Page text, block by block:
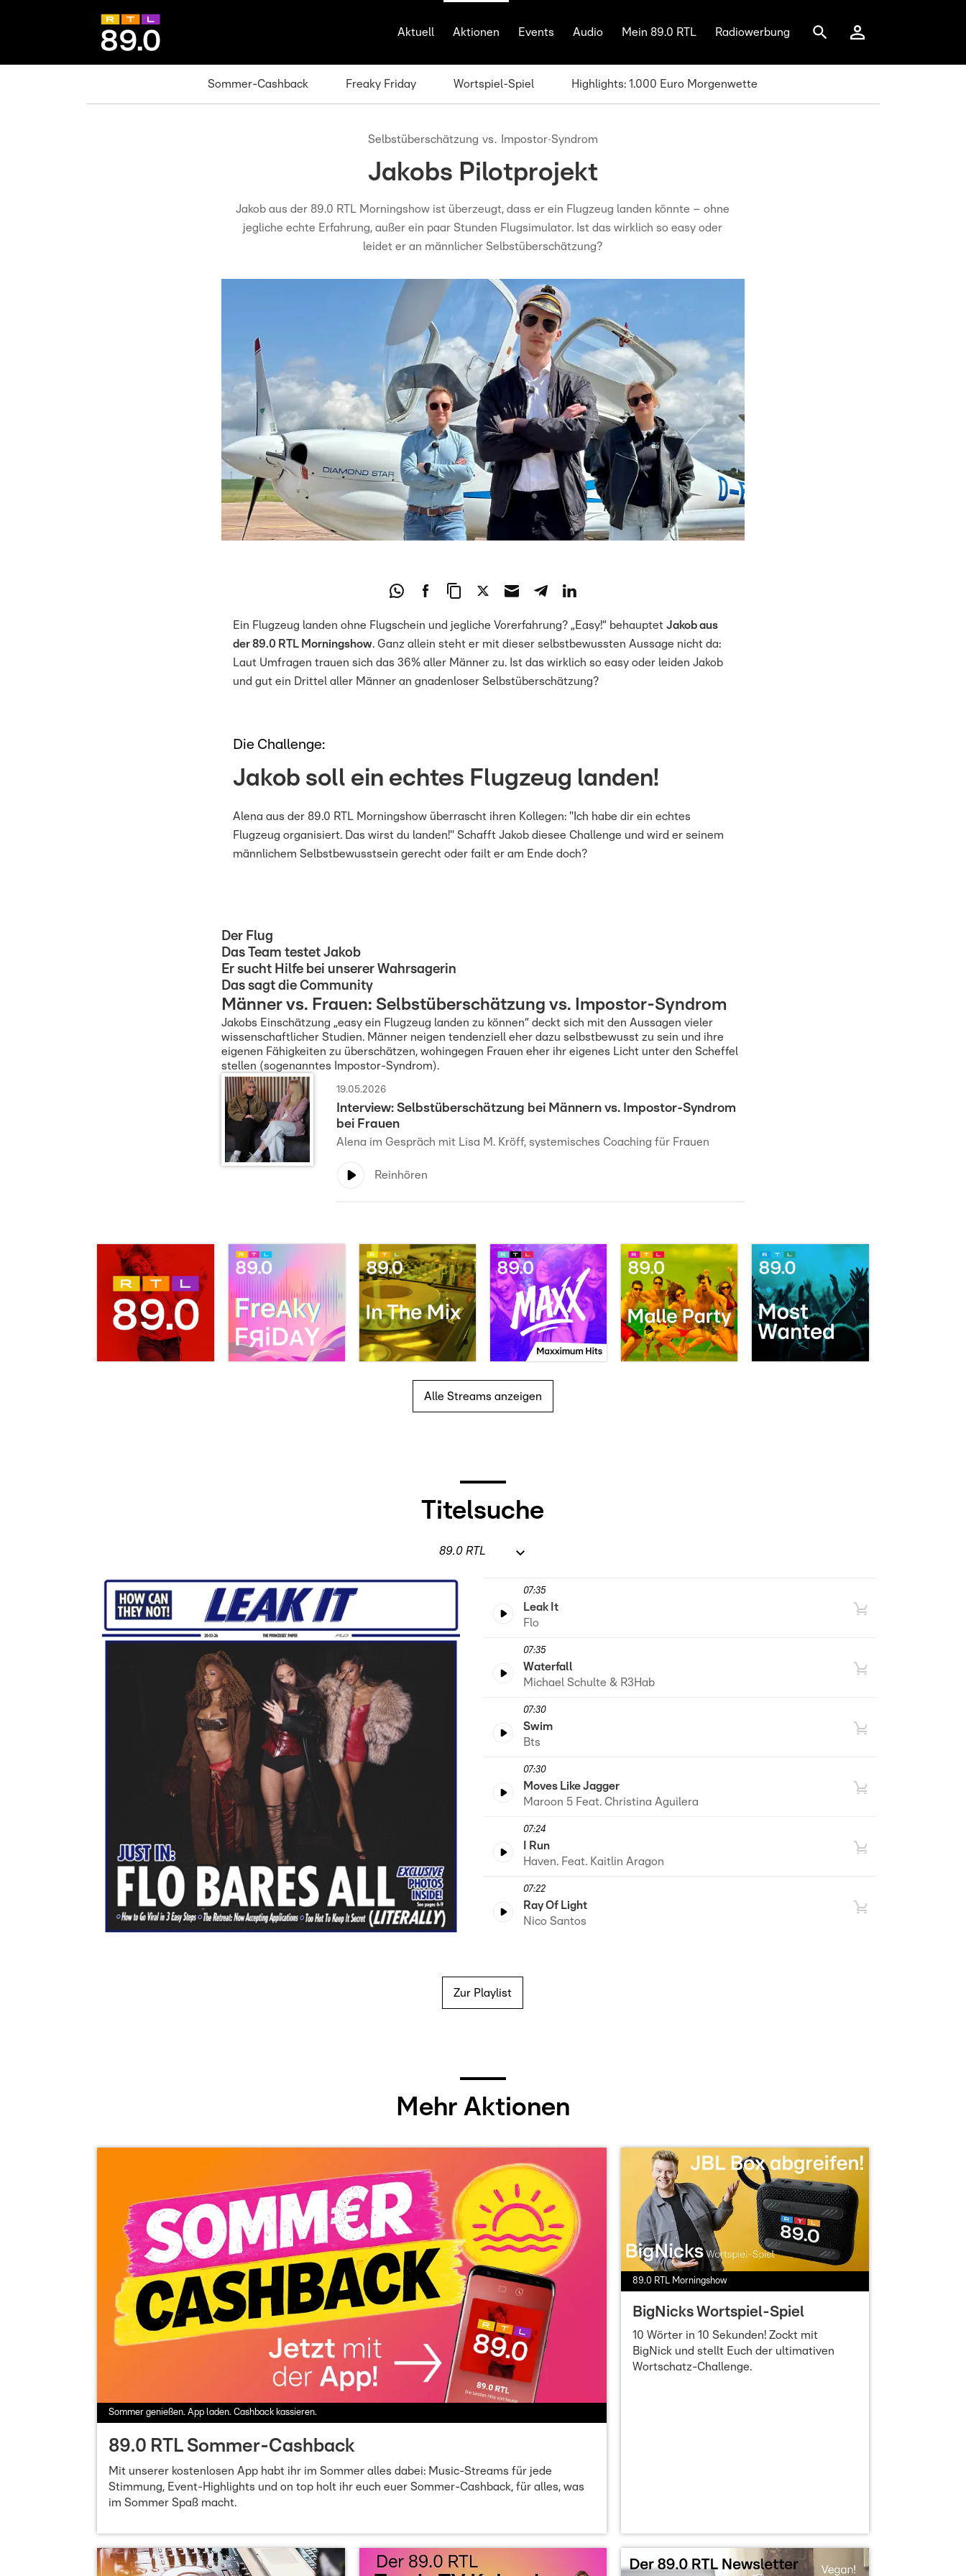
Aktuell Aktionen
Sommer-Cashback Freaky Friday Wortspiel-Spiel Highlights: 1.000 Euro Morgenwette
Events Audio Mein 89.0 RTL Radiowerbung
Selbstüberschätzung vs. Impostor-Syndrom
Jakobs Pilotprojekt
Jakob aus der 89.0 RTL Morningshow ist überzeugt, dass er ein Flugzeug landen könnte – ohne
jegliche echte Erfahrung, außer ein paar Stunden Flugsimulator. Ist das wirklich so easy oder
leidet er an männlicher Selbstüberschätzung?
Ein Flugzeug landen ohne Flugschein und jegliche Vorerfahrung? „Easy!“ behauptet Jakob aus
der 89.0 RTL Morningshow. Ganz allein steht er mit dieser selbstbewussten Aussage nicht da:
Laut Umfragen trauen sich das 36% aller Männer zu. Ist das wirklich so easy oder leiden Jakob
und gut ein Drittel aller Männer an gnadenloser Selbstüberschätzung?
Die Challenge:
Jakob soll ein echtes Flugzeug landen!
Alena aus der 89.0 RTL Morningshow überrascht ihren Kollegen: "Ich habe dir ein echtes
Flugzeug organisiert. Das wirst du landen!" Schafft Jakob diesee Challenge und wird er seinem
männlichem Selbstbewusstsein gerecht oder failt er am Ende doch?
Der Flug
Das Team testet Jakob
Er sucht Hilfe bei unserer Wahrsagerin
Das sagt die Community
Männer vs. Frauen: Selbstüberschätzung vs. Impostor-Syndrom
Jakobs Einschätzung „easy ein Flugzeug landen zu können“ deckt sich mit den Aussagen vieler
wissenschaftlicher Studien. Männer neigen tendenziell eher dazu selbstbewusst zu sein und ihre
eigenen Fähigkeiten zu überschätzen, wohingegen Frauen eher ihr eigenes Licht unter den Scheffel
stellen (sogenanntes Impostor-Syndrom).
19.05.2026
Interview: Selbstüberschätzung bei Männern vs. Impostor-Syndrom
bei Frauen
Alena im Gespräch mit Lisa M. Kröff, systemisches Coaching für Frauen
Reinhören
Alle Streams anzeigen
Titelsuche
07:35
Leak It
Flo
07:35
Waterfall
Michael Schulte & R3Hab
07:30
Swim
Bts
07:30
Moves Like Jagger
Maroon 5 Feat. Christina Aguilera
07:24
I Run
Haven. Feat. Kaitlin Aragon
07:22
Ray Of Light
Nico Santos
Zur Playlist
Mehr Aktionen
Sommer genießen. App laden. Cashback kassieren.
89.0 RTL Sommer-Cashback
Mit unserer kostenlosen App habt ihr im Sommer alles dabei: Music-Streams für jede
Stimmung, Event-Highlights und on top holt ihr euch euer Sommer-Cashback, für alles, was
im Sommer Spaß macht.
89.0 RTL Morningshow
BigNicks Wortspiel-Spiel
10 Wörter in 10 Sekunden! Zockt mit
BigNick und stellt Euch der ultimativen
Wortschatz-Challenge.